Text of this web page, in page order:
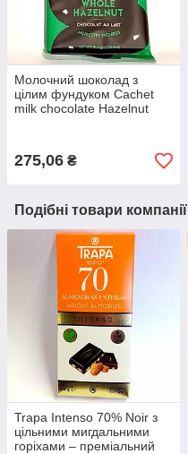
Молочний шоколад з
цілим фундуком Cachet
milk chocolate Hazelnut
275,06 ₴
Подібні товари компанії
Trapa Intenso 70% Noir з
цільними мигдальними
горіхами – преміальний